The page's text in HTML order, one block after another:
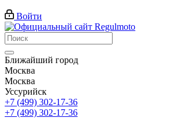
Войти
Ближайший город
Москва
Москва
Уссурийск
+7 (499) 302-17-36
+7 (499) 302-17-36